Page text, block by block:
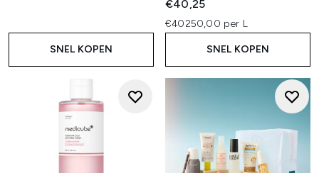
SNEL KOPEN
€40,25
€40250,00 per L
SNEL KOPEN